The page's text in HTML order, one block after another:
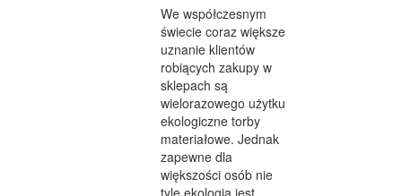
We współczesnym
świecie coraz większe
uznanie klientów
robiących zakupy w
sklepach są
wielorazowego użytku
ekologiczne torby
materiałowe. Jednak
zapewne dla
większości osób nie